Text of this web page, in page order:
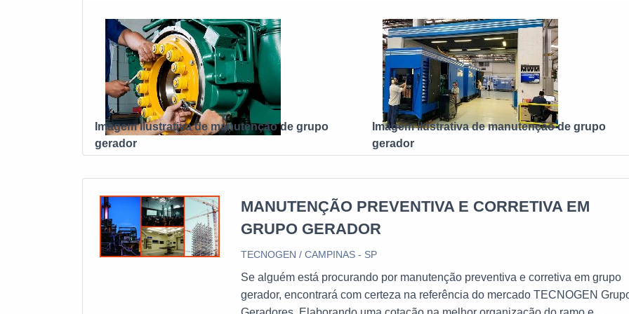
SEGMENTO Somente na Infra Tech Energia tem o que há de melhor no ramo de
manutenção grupo gerador. Sempre de olho no mercado, traz novidades em itens
como locação de geradores e assistência técnica para geradores. Tudo isso por
comprometida em realizar atendimentos 24 horas por dia e ética, padrões
por contar com espaço de alta qualidade onde são realizadas as atividades e
em materiais sofisticados. Tudo isso, somado à performance de uma equipe
disponível para atender as necessidades dos clientes e manter como meta a
satisfação no suporte técnico, comprova sua essência de trazer o melhor para
Imagem ilustrativa de manutenção de grupo
gerador
Imagem ilustrativa de manutenção de grupo
gerador
MANUTENÇÃO PREVENTIVA E CORRETIVA EM
GRUPO GERADOR
TECNOGEN / CAMPINAS - SP
Se alguém está procurando por manutenção preventiva e corretiva em grupo
gerador, encontrará com certeza na referência do mercado TECNOGEN